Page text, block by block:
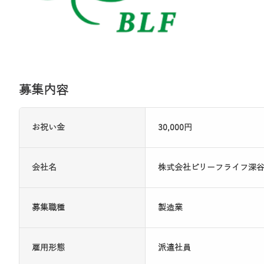
募集内容
お祝い金 30,000円
会社名 株式会社ビリーフライフ深谷
募集職種 製造業
雇用形態 派遣社員